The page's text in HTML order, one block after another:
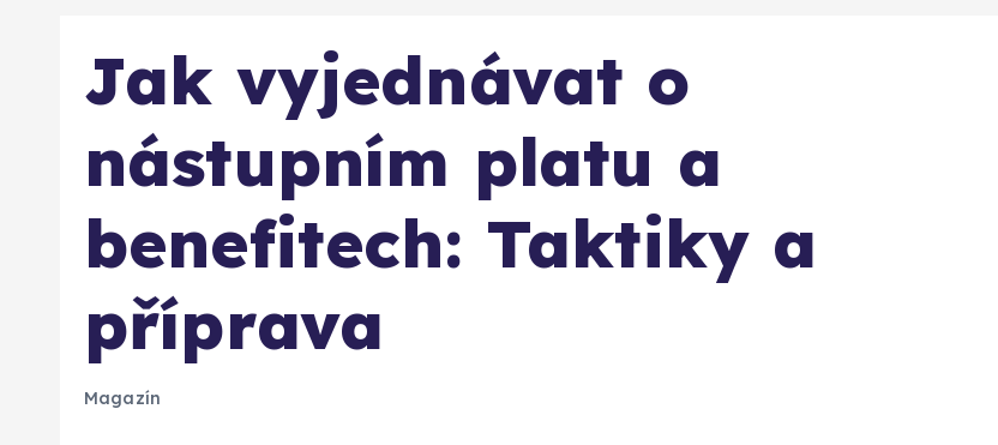
Jak vyjednávat o
nástupním platu a
benefitech: Taktiky a
příprava
Magazín